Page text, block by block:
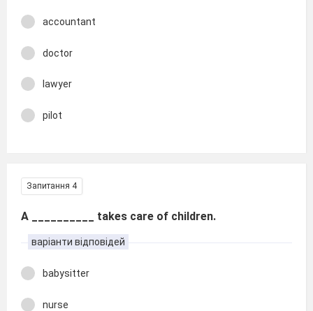
accountant
doctor
lawyer
pilot
Запитання 4
A __________ takes care of children.
варіанти відповідей
babysitter
nurse